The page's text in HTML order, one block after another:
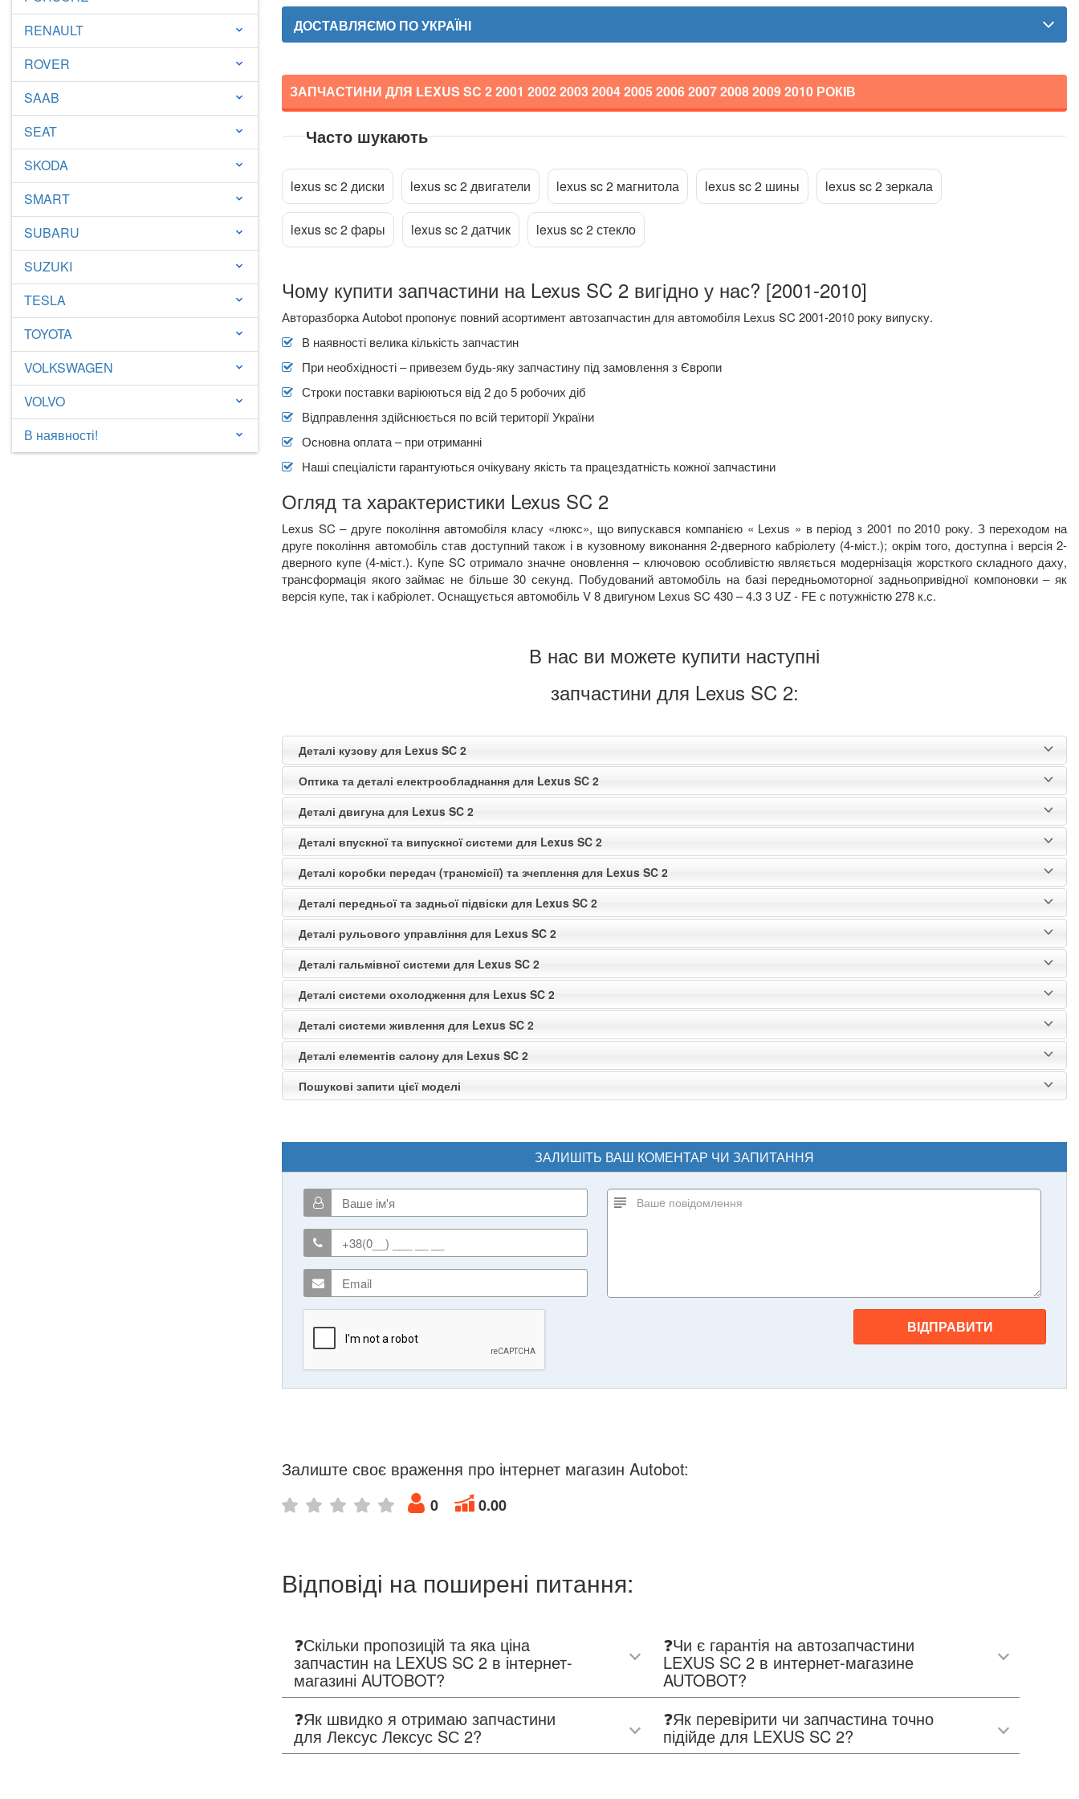
RENAULT keyboard_arrow_down
ROVER keyboard_arrow_down
SAAB keyboard_arrow_down
SEAT keyboard_arrow_down
SKODA keyboard_arrow_down
SMART keyboard_arrow_down
SUBARU keyboard_arrow_down
SUZUKI keyboard_arrow_down
TESLA keyboard_arrow_down
TOYOTA keyboard_arrow_down
VOLKSWAGEN keyboard_arrow_down
VOLVO keyboard_arrow_down
В наявності! keyboard_arrow_down
Прикріпити файл
ДОСТАВЛЯЄМО ПО УКРАЇНІ
ЗАПЧАСТИНИ ДЛЯ LEXUS SC 22001 2002 2003 2004 2005 2006 2007 2008 2009 2010 РОКІВ
Часто шукають
lexus sc 2 диски lexus sc 2 двигатели lexus sc 2 магнитола lexus sc 2 шины lexus sc 2 зеркала
lexus sc 2 фары lexus sc 2 датчик lexus sc 2 стекло
Чому купити запчастини на Lexus SC 2 вигідно у нас? [2001-2010]
Авторазборка Autobot пропонує повний асортимент автозапчастин для автомобіля Lexus SC 2001-2010 року випуску.
В наявності велика кількість запчастин
При необхідності – привезем будь-яку запчастину під замовлення з Європи
Строки поставки варіюються від 2 до 5 робочих діб
Відправлення здійснюється по всій території України
Основна оплата – при отриманні
Наші спеціалісти гарантуються очікувану якість та працездатність кожної запчастини
Огляд та характеристики Lexus SC 2
Lexus SC – друге покоління автомобіля класу «люкс», що випускався компанією « Lexus » в період з 2001 по 2010 року. З переходом на
друге покоління автомобіль став доступний також і в кузовному виконання 2-дверного кабріолету (4-міст.); окрім того, доступна і версія 2-
дверного купе (4-міст.). Купе SC отримало значне оновлення – ключовою особливістю являється модернізація жорсткого складного даху,
трансформація якого займає не більше 30 секунд. Побудований автомобіль на базі передньомоторної задньопривідної компоновки – як
версія купе, так і кабріолет. Оснащується автомобіль V 8 двигуном Lexus SC 430 – 4.3 3 UZ - FE с потужністю 278 к.с.
В нас ви можете купити наступні
запчастини для Lexus SC 2:
Деталі кузову для Lexus SC 2
Оптика та деталі електрообладнання для Lexus SC 2
Деталі двигуна для Lexus SC 2
Деталі впускної та випускної системи для Lexus SC 2
Деталі коробки передач (трансмісії) та зчеплення для Lexus SC 2
Деталі передньої та задньої підвіски для Lexus SC 2
Деталі рульового управління для Lexus SC 2
Деталі гальмівної системи для Lexus SC 2
Деталі системи охолодження для Lexus SC 2
Деталі системи живлення для Lexus SC 2
Деталі елементів салону для Lexus SC 2
Пошукові запити цієї моделі
ЗАЛИШІТЬ ВАШ КОМЕНТАР ЧИ ЗАПИТАННЯ
ВІДПРАВИТИ
Залиште своє враження про інтернет магазин Autobot:
0 0.00
Відповіді на поширені питання:
❓Скільки пропозицій та яка ціна
запчастин на LEXUS SC 2 в інтернет-
магазині AUTOBOT?
❓Як швидко я отримаю запчастини
для Лексус Лексус SС 2?
❓Чи є гарантія на автозапчастини
LEXUS SC 2 в интернет-магазине
AUTOBOT?
❓Як перевірити чи запчастина точно
підійде для LEXUS SC 2?